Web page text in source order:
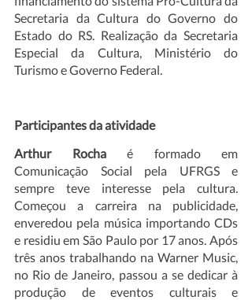
Secretaria da Cultura do Governo do
Estado do RS. Realização da Secretaria
Especial da Cultura, Ministério do
Turismo e Governo Federal.
Participantes da atividade
Arthur Rocha é
formado em
Comunicação Social pela UFRGS e
sempre teve interesse pela cultura.
Começou a carreira na publicidade,
enveredou pela música importando CDs
e residiu em São Paulo por 17 anos. Após
três anos trabalhando na Warner Music,
no Rio de Janeiro, passou a se dedicar à
produção de eventos culturais e